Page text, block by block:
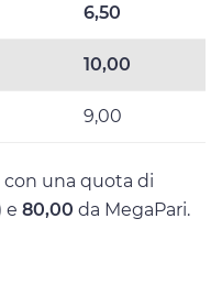
6,50
10,00
9,00
con una quota di
e 80,00 da MegaPari.